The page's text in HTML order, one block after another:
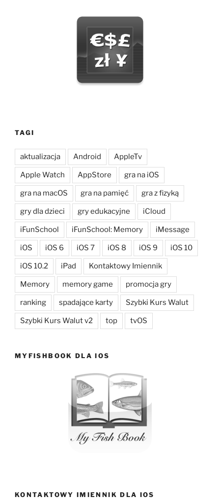
TAGI
aktualizacja Android AppleTv
Apple Watch AppStore gra na iOS
gra na macOS gra na pamięć gra z fizyką
gry dla dzieci gry edukacyjne iCloud
iFunSchool iFunSchool: Memory iMessage
iOS iOS 6 iOS 7 iOS 8 iOS 9 iOS 10
iOS 10.2 iPad Kontaktowy Imiennik
Memory memory game promocja gry
ranking spadające karty Szybki Kurs Walut
Szybki Kurs Walut v2 top tvOS
MYFISHBOOK DLA IOS
KONTAKTOWY IMIENNIK DLA IOS